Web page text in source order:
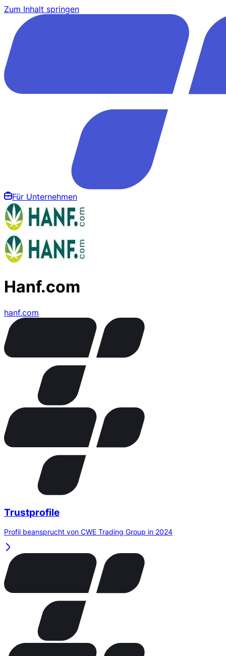
Zum Inhalt springen
Für Unternehmen
Hanf.com
hanf.com
Trustprofile
Profil beansprucht von CWE Trading Group in 2024